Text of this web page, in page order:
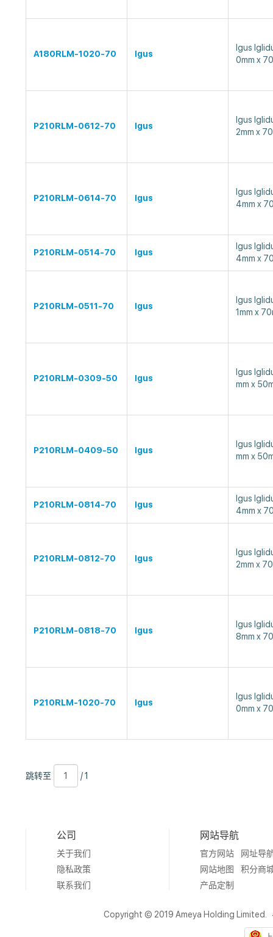
A180RLM-1020-70 Igus
Igus
0mm x
P210RLM-0612-70 Igus
Igus
2mm x
P210RLM-0614-70 Igus
Igus
4mm x
P210RLM-0514-70 Igus
Igus
4mm x
P210RLM-0511-70 Igus
Igus
1mm x
P210RLM-0309-50 Igus
Igus
mm x
P210RLM-0409-50 Igus
Igus
mm x
P210RLM-0814-70 Igus
Igus
4mm x
P210RLM-0812-70 Igus
Igus
2mm x
P210RLM-0818-70 Igus
Igus
8mm x
P210RLM-1020-70 Igus
Igus
0mm x
跳
转
跳转至
1
/ 1
公司
关于我们
隐私政策
联系我们
网站导航
官方网站
网址导
网站地图
积分商
产品定制
Copyright © 2019 Ameya Holding Limited.